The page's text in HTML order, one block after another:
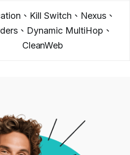
、Kill Switch、Nexus、
、Dynamic MultiHop、
CleanWeb